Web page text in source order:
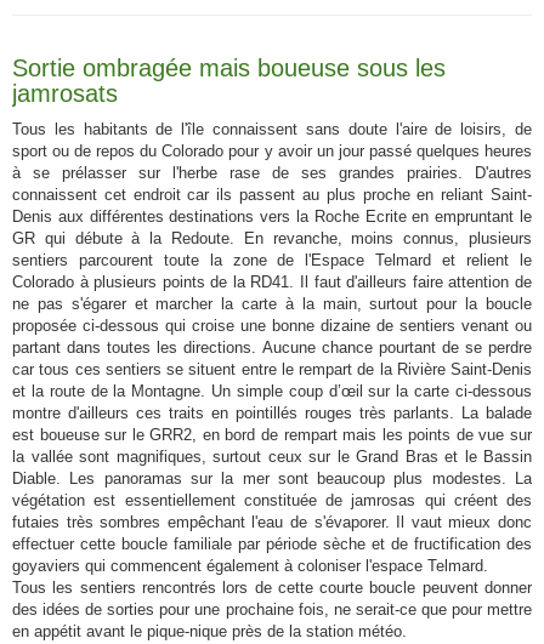
Sortie ombragée mais boueuse sous les
jamrosats
Tous les habitants de l'île connaissent sans doute l'aire de loisirs, de
sport ou de repos du Colorado pour y avoir un jour passé quelques heures
à se prélasser sur l'herbe rase de ses grandes prairies. D'autres
connaissent cet endroit car ils passent au plus proche en reliant Saint-
Denis aux différentes destinations vers la Roche Ecrite en empruntant le
GR qui débute à la Redoute. En revanche, moins connus, plusieurs
sentiers parcourent toute la zone de l'Espace Telmard et relient le
Colorado à plusieurs points de la RD41. Il faut d'ailleurs faire attention de
ne pas s'égarer et marcher la carte à la main, surtout pour la boucle
proposée ci-dessous qui croise une bonne dizaine de sentiers venant ou
partant dans toutes les directions. Aucune chance pourtant de se perdre
car tous ces sentiers se situent entre le rempart de la Rivière Saint-Denis
et la route de la Montagne. Un simple coup d’œil sur la carte ci-dessous
montre d'ailleurs ces traits en pointillés rouges très parlants. La balade
est boueuse sur le GRR2, en bord de rempart mais les points de vue sur
la vallée sont magnifiques, surtout ceux sur le Grand Bras et le Bassin
Diable. Les panoramas sur la mer sont beaucoup plus modestes. La
végétation est essentiellement constituée de jamrosas qui créent des
futaies très sombres empêchant l'eau de s'évaporer. Il vaut mieux donc
effectuer cette boucle familiale par période sèche et de fructification des
goyaviers qui commencent également à coloniser l'espace Telmard.
Tous les sentiers rencontrés lors de cette courte boucle peuvent donner
des idées de sorties pour une prochaine fois, ne serait-ce que pour mettre
en appétit avant le pique-nique près de la station météo.